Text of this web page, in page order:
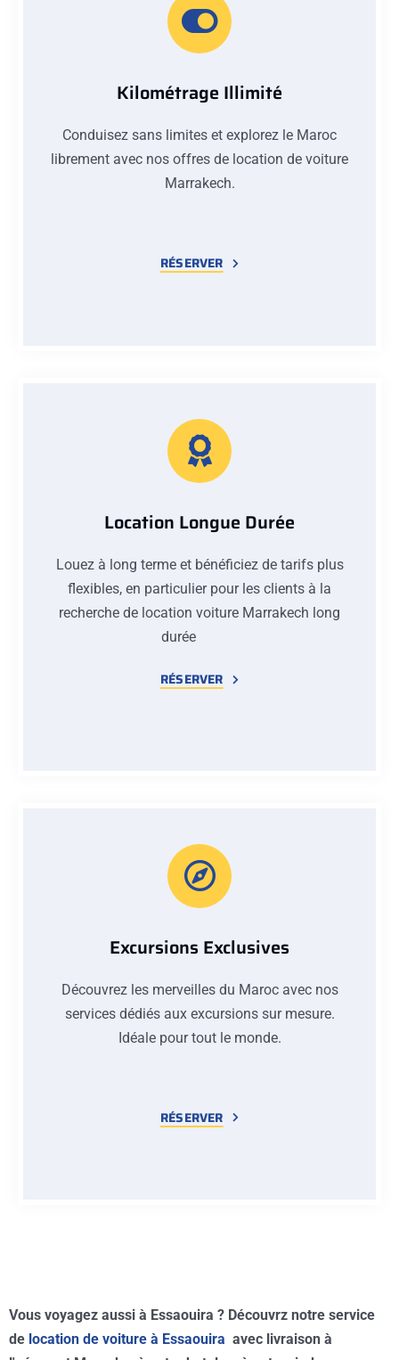
Kilométrage Illimité
Conduisez sans limites et explorez le Maroc
librement avec nos offres de location de voiture
Marrakech.
RÉSERVER
Location Longue Durée
Louez à long terme et bénéficiez de tarifs plus
flexibles, en particulier pour les clients à la
recherche de location voiture Marrakech long
durée
RÉSERVER
Excursions Exclusives
Découvrez les merveilles du Maroc avec nos
services dédiés aux excursions sur mesure.
Idéale pour tout le monde.
RÉSERVER
Vous voyagez aussi à Essaouira ? Découvrz notre service
de location de voiture à Essaouira avec livraison à